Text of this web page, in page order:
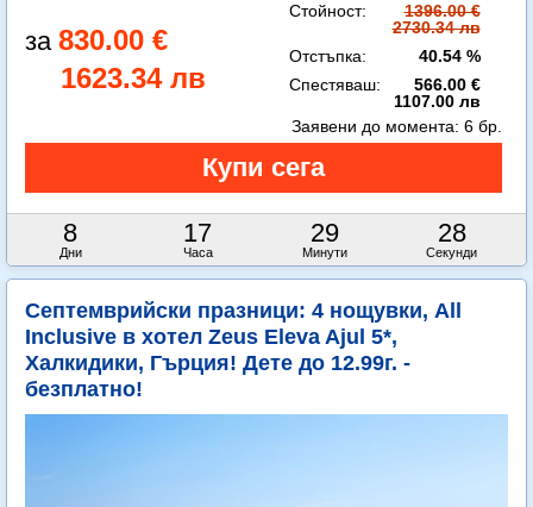
830.00 €
1623.34 лв
Стойност:
1396.00 €
2730.34 лв
Отстъпка:
40.54 %
Спестяваш:
566.00 €
1107.00 лв
8
Дни
17
Часа
29
Минути
26
Секунди
Заявени до момента: 6 бр.
Септемврийски празници: 4 нощувки, All
Inclusive в хотел Zeus Eleva Ajul 5*,
Халкидики, Гърция! Дете до 12.99г. -
безплатно!